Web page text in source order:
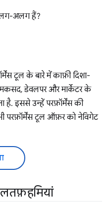
अलग हैं?
टूल के बारे में काफ़ी दिशा-
मकसद, डेवलपर और मार्केटर के
है. इससे उन्हें परफ़ॉर्मेंस की
परफ़ॉर्मेंस टूल ऑफ़र को नेविगेट